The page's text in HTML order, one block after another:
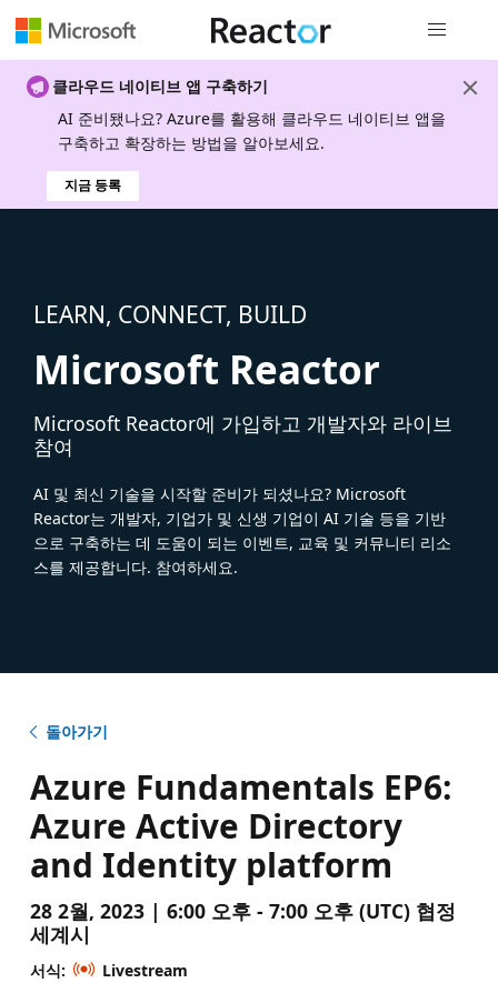
클라우드 네이티브 앱 구축하기
AI 준비됐나요? Azure를 활용해 클라우드 네이티브 앱을
구축하고 확장하는 방법을 알아보세요.
지금 등록
LEARN, CONNECT, BUILD
Microsoft Reactor
Microsoft Reactor에 가입하고 개발자와 라이브
참여
AI 및 최신 기술을 시작할 준비가 되셨나요? Microsoft
Reactor는 개발자, 기업가 및 신생 기업이 AI 기술 등을 기반
으로 구축하는 데 도움이 되는 이벤트, 교육 및 커뮤니티 리소
스를 제공합니다. 참여하세요.
돌아가기
Azure Fundamentals EP6:
Azure Active Directory
and Identity platform
28 2월, 2023 | 6:00 오후 - 7:00 오후 (UTC) 협정
세계시
서식:
Livestream